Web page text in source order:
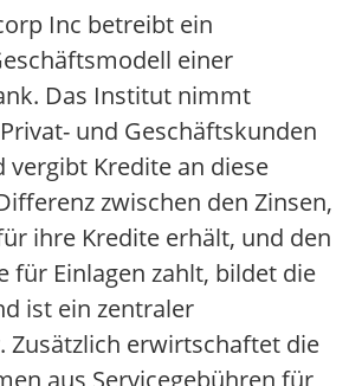
Inc betreibt ein
einer
Das Institut nimmt
und Geschäftskunden
vergibt Kredite an diese
zwischen den Zinsen,
ihre Kredite erhält, und den
für Einlagen zahlt, bildet die
ist ein zentraler
Zusätzlich erwirtschaftet die